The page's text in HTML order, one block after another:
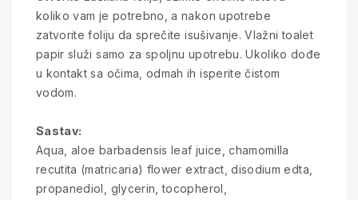
koliko vam je potrebno, a nakon upotrebe
zatvorite foliju da sprečite isušivanje. Vlažni toalet
papir služi samo za spoljnu upotrebu. Ukoliko dođe
u kontakt sa očima, odmah ih isperite čistom
vodom.
Sastav:
Aqua, aloe barbadensis leaf juice, chamomilla
recutita (matricaria) flower extract, disodium edta,
propanediol, glycerin, tocopherol,